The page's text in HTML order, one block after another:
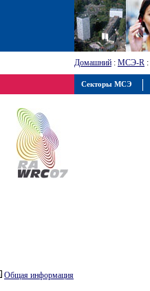
Домашний : МСЭ-R :
Общая информация
Секторы МСЭ